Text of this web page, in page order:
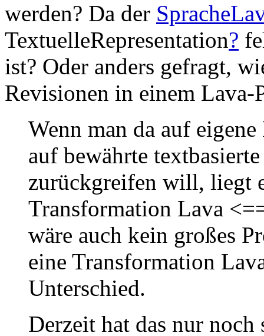
werden? Da der
TextuelleRepresentation?
ist? Oder anders gefragt,
Revisionen in einem Lava-
Wenn man da auf
auf bewährte
zurückgreifen will, liegt
Transformation Lava
wäre auch kein großes
eine Transformation
Unterschied.
Derzeit hat das nur